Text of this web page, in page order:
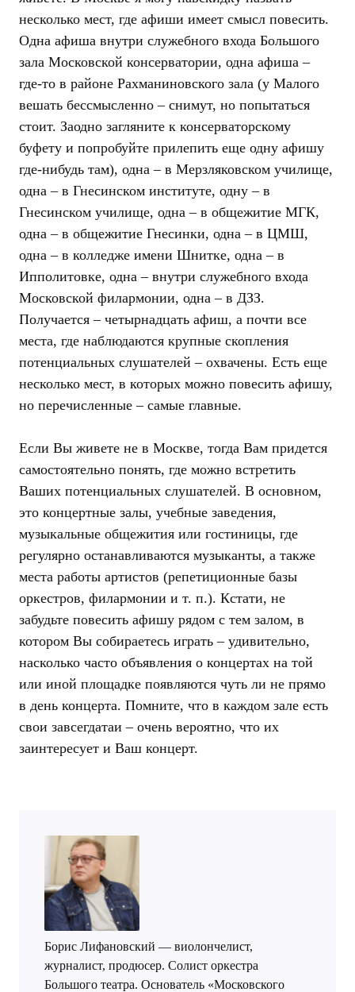
несколько мест, где афиши имеет смысл повесить.
Одна афиша внутри служебного входа Большого
зала Московской консерватории, одна афиша –
где-то в районе Рахманиновского зала (у Малого
вешать бессмысленно – снимут, но попытаться
стоит. Заодно загляните к консерваторскому
буфету и попробуйте прилепить еще одну афишу
где-нибудь там), одна – в Мерзляковском училище,
одна – в Гнесинском институте, одну – в
Гнесинском училище, одна – в общежитие МГК,
одна – в общежитие Гнесинки, одна – в ЦМШ,
одна – в колледже имени Шнитке, одна – в
Ипполитовке, одна – внутри служебного входа
Московской филармонии, одна – в ДЗЗ.
Получается – четырнадцать афиш, а почти все
места, где наблюдаются крупные скопления
потенциальных слушателей – охвачены. Есть еще
несколько мест, в которых можно повесить афишу,
но перечисленные – самые главные.
Если Вы живете не в Москве, тогда Вам придется
самостоятельно понять, где можно встретить
Ваших потенциальных слушателей. В основном,
это концертные залы, учебные заведения,
музыкальные общежития или гостиницы, где
регулярно останавливаются музыканты, а также
места работы артистов (репетиционные базы
оркестров, филармонии и т. п.). Кстати, не
забудьте повесить афишу рядом с тем залом, в
котором Вы собираетесь играть – удивительно,
насколько часто объявления о концертах на той
или иной площадке появляются чуть ли не прямо
в день концерта. Помните, что в каждом зале есть
свои завсегдатаи – очень вероятно, что их
заинтересует и Ваш концерт.
Борис Лифановский — виолончелист,
журналист, продюсер. Солист оркестра
Большого театра. Основатель «Московского